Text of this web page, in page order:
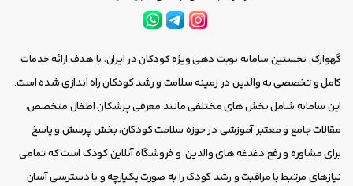
گهوارک، نخستین سامانه نوبت دهی ویژه کودکان در ایران، با هدف ارائه خدمات
کامل و تخصصی به والدین در زمینه سلامت و رشد کودکان راه اندازی شده است.
این سامانه شامل بخش های مختلفی مانند معرفی پزشکان اطفال متخصص،
مقالات جامع و معتبر آموزشی در حوزه سلامت کودکان، بخش پرسش و پاسخ
برای مشاوره و رفع دغدغه های والدین، و فروشگاه آنلاین کودک است که تمامی
نیازهای مرتبط با مراقبت و رشد کودک را به صورت یکپارچه و با دسترسی آسان